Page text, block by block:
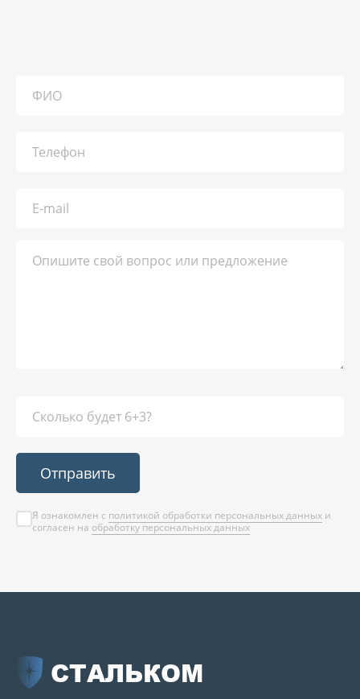
Отправить
Я ознакомлен с политикой обработки персональных данных и
согласен на обработку персональных данных
СТАЛЬКОМ